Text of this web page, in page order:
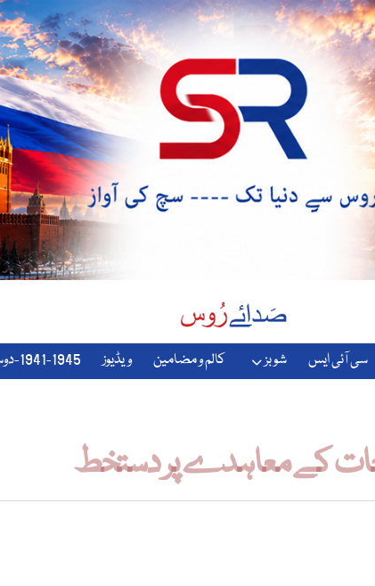
سی آئی ایس شوبز کالم و مضامین ویڈیوز 1941-1945-دوسری-جنگ-عظیم
کے معاہدے پر دستخط